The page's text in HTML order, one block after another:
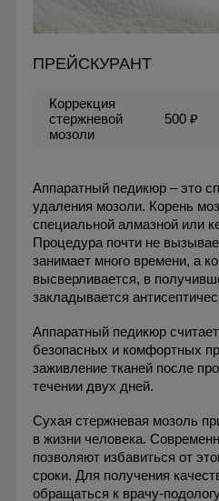
ПРЕЙСКУРАНТ
Коррекция
стержневой
мозоли
500 ₽
Аппаратный педикюр – это
удаления мозоли. Корень
специальной алмазной или
Процедура почти не
занимает много времени, а
высверливается, в
закладывается
Аппаратный педикюр
безопасных и комфортных
заживление тканей после
течении двух дней.
Сухая стержневая мозоль
в жизни человека.
позволяют избавиться от
сроки. Для получения
обращаться к врачу-